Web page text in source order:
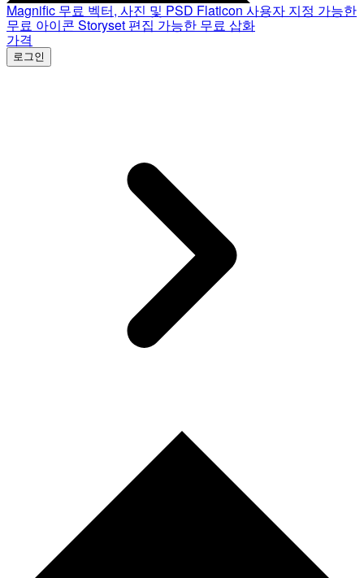
Magnific 무료 벡터, 사진 및 PSD Flaticon 사용자 지정 가능한
무료 아이콘 Storyset 편집 가능한 무료 삽화
가격
로그인